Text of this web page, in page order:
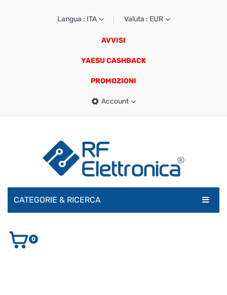
Langua : ITA Valuta : EUR
AVVISI
YAESU CASHBACK
PROMOZIONI
Account
CATEGORIE & RICERCA
AUDIO E VIDEO
0